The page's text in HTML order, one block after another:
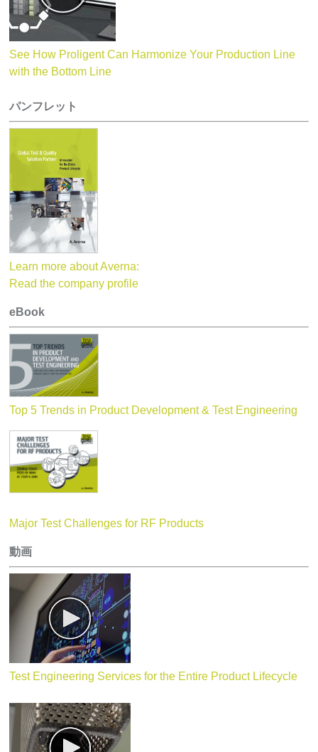
See How Proligent Can Harmonize Your Production Line
with the Bottom Line
パンフレット
Learn more about Averna:
Read the company profile
eBook
Top 5 Trends in Product Development & Test Engineering
Major Test Challenges for RF Products
動画
Test Engineering Services for the Entire Product Lifecycle